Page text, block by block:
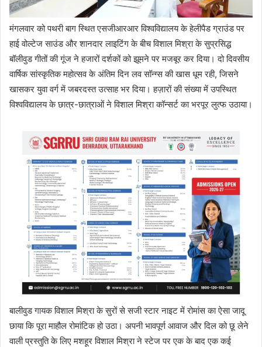
मंगलवार को पथरी बाग स्थित एसजीआरआर विश्वविद्यालय के हेलीपैड ग्राउंड पर
हाई वोल्टेज साउंड और शानदार लाइटिंग के बीच विशाल मिश्रा के सुप्रसिद्ध
बॉलीवुड गीतों की गूंज ने हजारों दर्शकों को झूमने पर मजबूर कर दिया। दो दिवसीय
वार्षिक सांस्कृतिक महोत्सव के अंतिम दिन लव सॉन्ग्स की खास धूम रही, जिसने
खासकर युवा वर्ग में जबरदस्त उत्साह भर दिया। हज़ारों की संख्या में उपस्थित
विश्वविद्यालय के छात्र-छात्राओं ने विशाल मिश्रा कॉन्सर्ट का भरपूर लुत्फ उठाया।
बालीवुड गायक विशाल मिश्रा के सुरों से सजी स्टार नाइट में रोमांस का ऐसा जादू
छाया कि पूरा माहौल रोमांटिक हो उठा। अपनी भावपूर्ण आवाज और दिल को छू लेने
वाली प्रस्तुति के लिए मशहूर विशाल मिश्रा ने स्टेज पर एक के बाद एक कई